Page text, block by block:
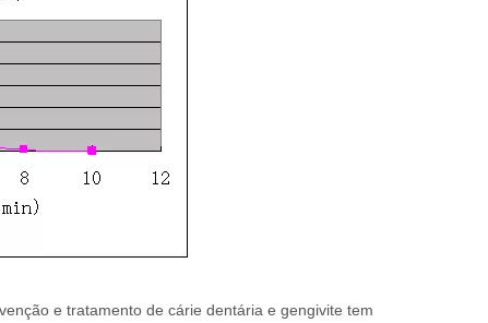
e tratamento de cárie dentária e gengivite tem